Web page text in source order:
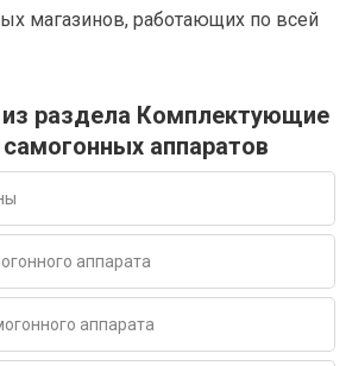
магазинов, работающих по всей
раздела Комплектующие
аппаратов
аппарата
аппарата